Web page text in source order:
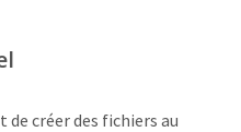
de créer des fichiers au